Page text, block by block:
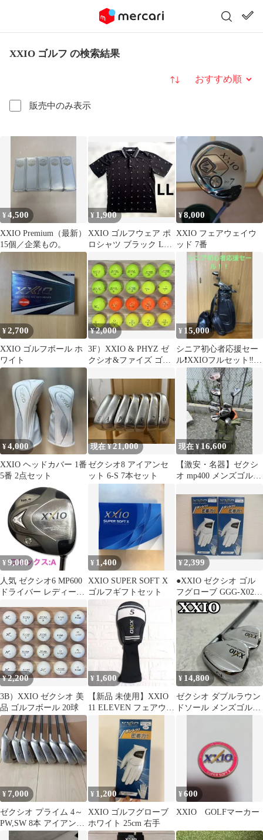
XXIO ゴルフ の検索結果
販売中のみ表示
並び替え
¥4,500
XXIO Premium（最新）
15個／企業もの。
¥ 1,900
XXIO ゴルフウェア ポ
ロシャツ ブラック LL
¥8,000
XXIO フェアウェイウ
ッド 7番
¥2,700
XXIO ゴルフボール ホ
ワイト
¥2,000
3F）XXIO & PHYZ ゼ
クシオ&ファイズ ゴル
¥ 15,000
シニア初心者応援セー
ル❗️XXIOフルセット‼️キ
ャディバッグ付
¥4,000
XXIO ヘッドカバー 1番
5番 2点セット
現在 ¥21,000
ゼクシオ8 アイアンセ
ット 6-S 7本セット
現在 ¥ 16,600
【激安・名器】ゼクシ
オ mp400 メンズゴルフ
ィバック付き
¥ 9,000
人気 ゼクシオ6 MP600
ドライバー レディース
¥ 1,400
XXIO SUPER SOFT X
ゴルフギフトセット
¥2,399
●XXIO ゼクシオ ゴル
フグローブ GGG-X020
白 23cm 2個
¥2,200
3B）XXIO ゼクシオ 美
品 ゴルフボール 20球
¥ 1,600
【新品 未使用】XXIO
11 ELEVEN フェアウェ
イウッド用 ヘッドカバ
¥ 14,800
ゼクシオ ダブルラウン
ドソール メンズゴルフ
アプローチ サンド
XXIO DOUBLE
ROUND SOLE
¥ 7,000
ゼクシオ プライム 4～
PW,SW 8本 アイアンセ
¥ 1,200
XXIO ゴルフグローブ
ホワイト 25cm 右手
¥600
XXIO GOLFマーカー